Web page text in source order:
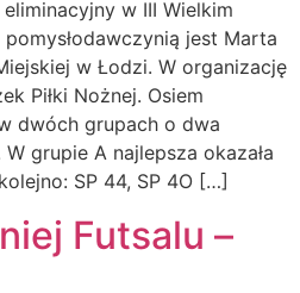
w III Wielkim
jest Marta
w Łodzi. W organizację
Piłki Nożnej. Osiem
dwóch grupach o dwa
grupie A najlepsza okazała
SP 44, SP 4O […]
Futsalu –